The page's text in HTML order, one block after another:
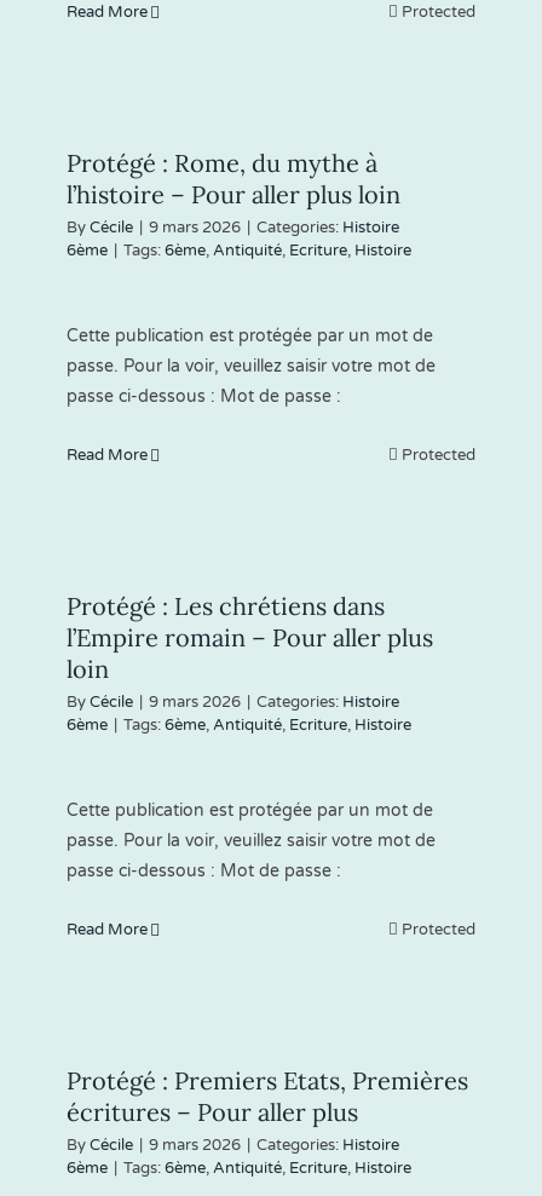
Read More Protected
Protégé : Rome, du mythe à
l’histoire – Pour aller plus loin
ByCécile 9 mars 2026 Categories: Histoire
6ème
Tags:6ème,Antiquité, Ecriture, Histoire
Cette publication est protégée par un mot de
passe. Pour la voir, veuillez saisir votre mot de
passe ci-dessous : Mot de passe :
Read More Protected
Protégé : Les chrétiens dans
l’Empire romain – Pour aller plus
loin
ByCécile 9 mars 2026 Categories: Histoire
6ème
Tags:6ème,Antiquité, Ecriture, Histoire
Cette publication est protégée par un mot de
passe. Pour la voir, veuillez saisir votre mot de
passe ci-dessous : Mot de passe :
Read More Protected
Protégé : Premiers Etats, Premières
écritures – Pour aller plus
ByCécile 9 mars 2026 Categories: Histoire
6ème
Tags:6ème,Antiquité, Ecriture, Histoire